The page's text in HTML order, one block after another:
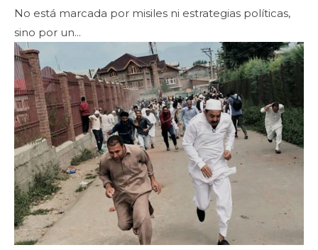
No está marcada por misiles ni estrategias políticas,
sino por un...